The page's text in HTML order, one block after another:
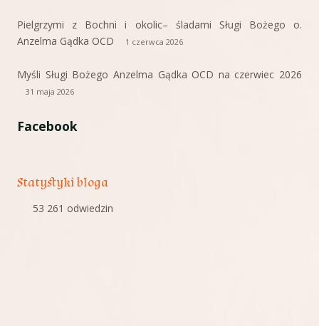
Pielgrzymi z Bochni i okolic– śladami Sługi Bożego o.
Anzelma Gądka OCD
1 czerwca 2026
Myśli Sługi Bożego Anzelma Gądka OCD na czerwiec 2026
31 maja 2026
Facebook
Statystyki bloga
53 261 odwiedzin